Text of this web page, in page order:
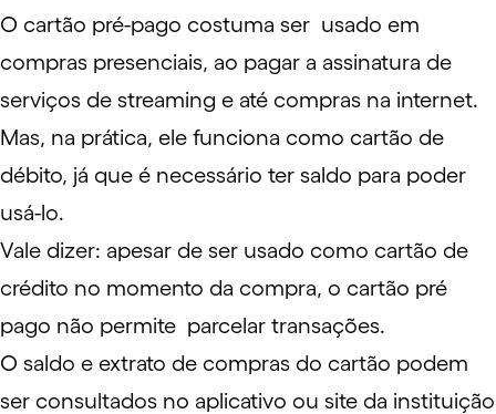
O cartão pré-pago costuma ser usado em
compras presenciais, ao pagar a assinatura de
serviços de streaming e até compras na internet.
Mas, na prática, ele funciona como cartão de
débito, já que é necessário ter saldo para poder
usá-lo.
Vale dizer: apesar de ser usado como cartão de
crédito no momento da compra, o cartão pré
pago não permite parcelar transações.
O saldo e extrato de compras do cartão podem
ser consultados no aplicativo ou site da instituição